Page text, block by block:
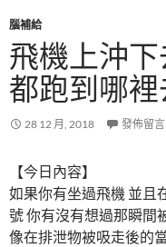
腦補給
飛機上沖
都跑到哪
28 12 月, 2018 發佈留言
【今日內容】
如果你有坐過飛機 並且
號 你有沒有想過那瞬間
像在排泄物被吸走後的